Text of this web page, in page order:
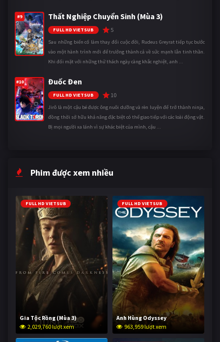
#9 Thất Nghiệp Chuyển Sinh (Mùa 3)
FULL HD VIETSUB 5
Sau những biến cố làm thay đổi cuộc đời, Rudeus Greyrat tiếp tục bước
vào một hành trình mới để trưởng thành cả về sức mạnh lẫn tinh thần.
Khi đối mặt với những thử thách ngày càng khắc nghiệt, anh ...
#10 Đuốc Đen
FULL HD VIETSUB 10
Jirô là một cậu bé được ông nuôi dưỡng và rèn luyện để trở thành ninja,
đồng thời sở hữu khả năng đặc biệt có thể giao tiếp với các loài động vật.
Bị mọi người xa lánh vì sự khác biệt của mình, cậu ...
Phim được xem nhiều
FULL HD VIETSUB
Gia Tộc Rồng (Mùa 3)
2,029,760 lượt xem
FULL HD VIETSUB
Anh Hùng Odyssey
963,959 lượt xem